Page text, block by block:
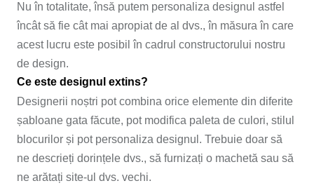
Nu în totalitate, însă putem personaliza designul astfel
încât să fie cât mai apropiat de al dvs., în măsura în care
acest lucru este posibil în cadrul constructorului nostru
de design.
Ce este designul extins?
Designerii noștri pot combina orice elemente din diferite
șabloane gata făcute, pot modifica paleta de culori, stilul
blocurilor și pot personaliza designul. Trebuie doar să
ne descrieți dorințele dvs., să furnizați o machetă sau să
ne arătați site-ul dvs. vechi.